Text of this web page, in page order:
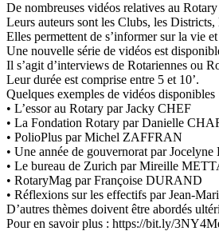
De nombreuses vidéos relatives au
Leurs auteurs sont les Clubs, les
Elles permettent de s’informer sur la vie
Une nouvelle série de vidéos est
Il s’agit d’interviews de Rotariennes ou
Leur durée est comprise entre 5 et 10’.
Quelques exemples de vidéos disponibles
• L’essor au Rotary par Jacky CHEF
• La Fondation Rotary par Danielle
• PolioPlus par Michel ZAFFRAN
• Une année de gouvernorat par
• Le bureau de Zurich par Mireille
• RotaryMag par Françoise DURAND
• Réflexions sur les effectifs par Jean-
D’autres thèmes doivent être abordés
Pour en savoir plus : https://bit.ly/